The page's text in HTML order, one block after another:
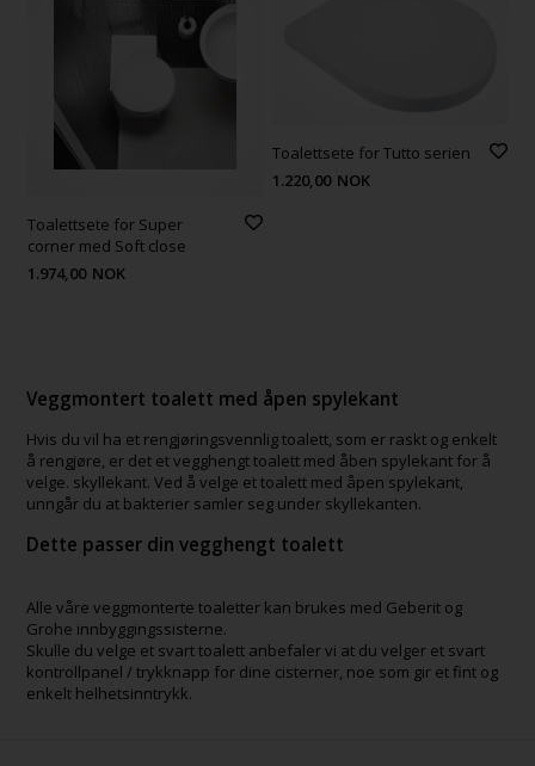
Toalettsete for Super
corner med Soft close
1.974,00 NOK
Toalettsete for Tutto serien
1.220,00 NOK
Veggmontert toalett med åpen spylekant
Hvis du vil ha et rengjøringsvennlig toalett, som er raskt og enkelt
å rengjøre, er det et vegghengt toalett med åben spylekant for å
velge. skyllekant. Ved å velge et toalett med åpen spylekant,
unngår du at bakterier samler seg under skyllekanten.
Dette passer din vegghengt toalett
Alle våre veggmonterte toaletter kan brukes med Geberit og
Grohe innbyggingssisterne.
Skulle du velge et svart toalett anbefaler vi at du velger et svart
kontrollpanel / trykknapp for dine cisterner, noe som gir et fint og
enkelt helhetsinntrykk.